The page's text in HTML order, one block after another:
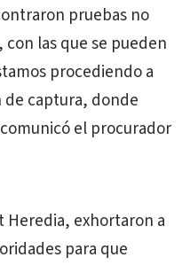
pruebas no
las que se pueden
procediendo a
captura, donde
el procurador
Heredia, exhortaron a
para que